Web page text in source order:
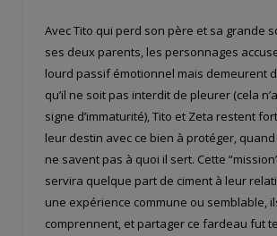
Avec Tito qui perd son père et sa grande
ses deux parents, les personnages
lourd passif émotionnel mais demeurent
qu’il ne soit pas interdit de pleurer (cela
signe d’immaturité), Tito et Zeta restent
leur destin avec ce bien à protéger,
ne savent pas à quoi il sert. Cette
servira quelque part de ciment à leur
une expérience commune ou semblable,
comprennent, et partager ce fardeau fut